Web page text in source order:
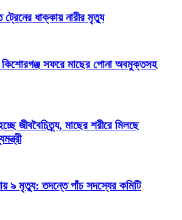
ধাক্কায় নারীর মৃত্যু
কিশোরগঞ্জ সফরে মাছের পোনা অবমুক্তসহ
জীববৈচিত্র্য, মাছের শরীরে মিলছে
৯ মৃত্যু: তদন্তে পাঁচ সদস্যের কমিটি